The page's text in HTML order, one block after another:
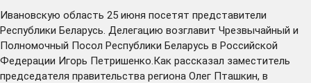
Ивановскую область 25 июня посетят представители
Республики Беларусь. Делегацию возглавит Чрезвычайный и
Полномочный Посол Республики Беларусь в Российской
Федерации Игорь Петришенко.Как рассказал заместитель
председателя правительства региона Олег Пташкин, в